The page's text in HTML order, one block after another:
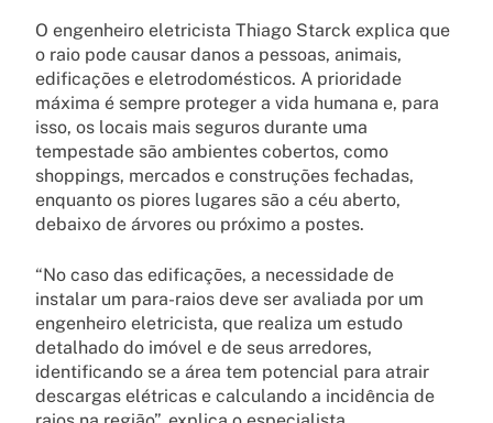
O engenheiro eletricista Thiago Starck explica que
o raio pode causar danos a pessoas, animais,
edificações e eletrodomésticos. A prioridade
máxima é sempre proteger a vida humana e, para
isso, os locais mais seguros durante uma
tempestade são ambientes cobertos, como
shoppings, mercados e construções fechadas,
enquanto os piores lugares são a céu aberto,
debaixo de árvores ou próximo a postes.
“No caso das edificações, a necessidade de
instalar um para-raios deve ser avaliada por um
engenheiro eletricista, que realiza um estudo
detalhado do imóvel e de seus arredores,
identificando se a área tem potencial para atrair
descargas elétricas e calculando a incidência de